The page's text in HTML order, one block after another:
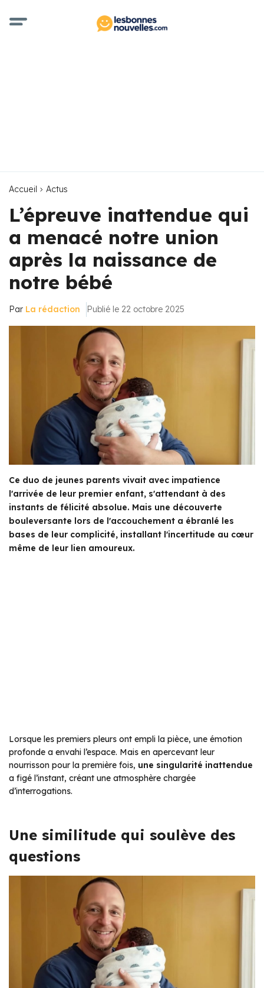
Accueil Actus
L’épreuve inattendue qui
a menacé notre union
après la naissance de
notre bébé
Par La rédaction Publié le 22 octobre 2025
Ce duo de jeunes parents vivait avec impatience
l'arrivée de leur premier enfant, s'attendant à des
instants de félicité absolue. Mais une découverte
bouleversante lors de l'accouchement a ébranlé les
bases de leur complicité, installant l'incertitude au cœur
même de leur lien amoureux.
Lorsque les premiers pleurs ont empli la pièce, une émotion
profonde a envahi l’espace. Mais en apercevant leur
nourrisson pour la première fois, une singularité inattendue
a figé l’instant, créant une atmosphère chargée
d’interrogations.
Une similitude qui soulève des
questions